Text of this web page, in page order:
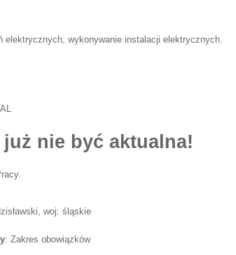
elektrycznych, wykonywanie instalacji elektrycznych.
nie być aktualna!
woj: śląskie
: Zakres obowiązków